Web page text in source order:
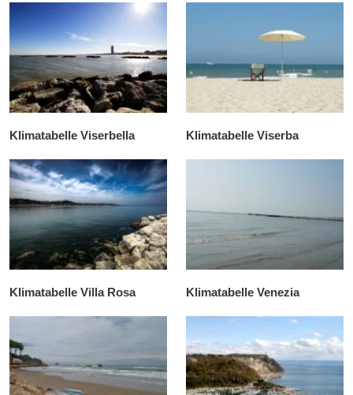
Klimatabelle Viserbella Klimatabelle Viserba
Klimatabelle Villa Rosa Klimatabelle Venezia